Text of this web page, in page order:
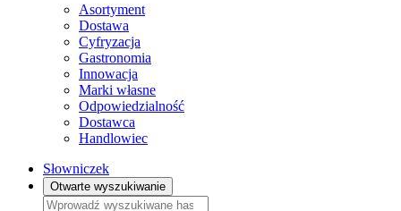
Asortyment
Dostawa
Cyfryzacja
Gastronomia
Innowacja
Marki własne
Odpowiedzialność
Dostawca
Handlowiec
Słowniczek
Otwarte wyszukiwanie